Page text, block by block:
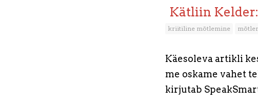
Kätliin
kriitiline mõtlemine
Käesoleva artikli
me oskame vahet
kirjutab